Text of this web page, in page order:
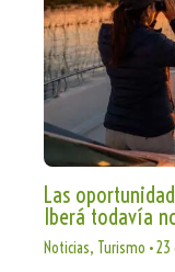
Las
Iberá todavía
Noticias, Turismo •23